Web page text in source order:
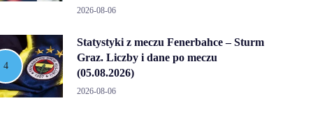
2026-08-06
Statystyki z meczu Fenerbahce – Sturm
Graz. Liczby i dane po meczu
(05.08.2026)
2026-08-06